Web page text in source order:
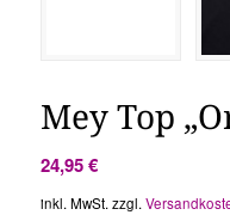
Mey Top
24,95€
inkl. MwSt. zzgl.